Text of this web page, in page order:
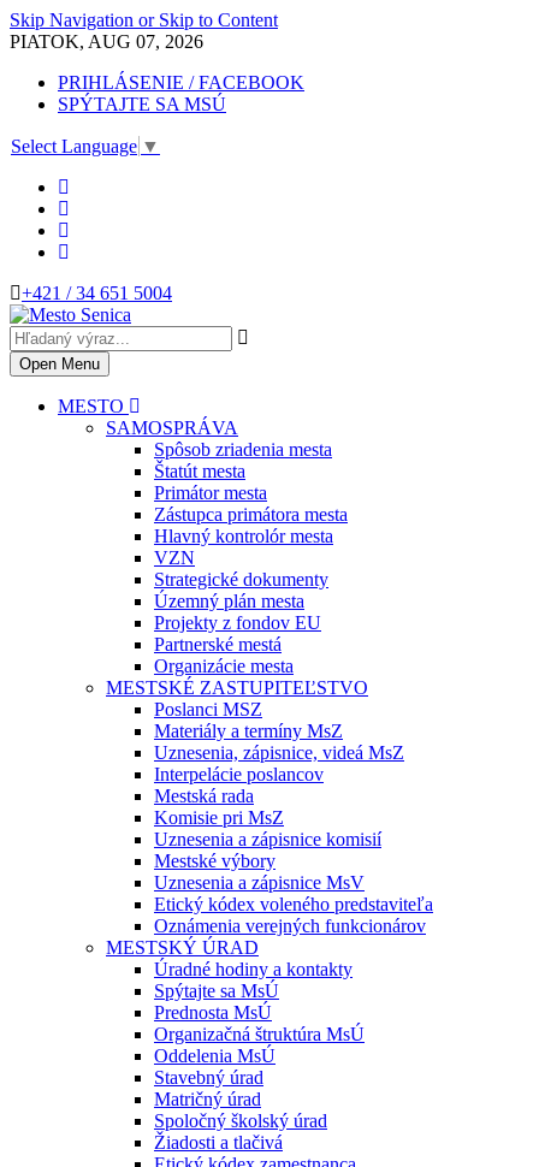
Skip Navigation or Skip to Content
PIATOK, AUG 07, 2026
PRIHLÁSENIE / FACEBOOK
SPÝTAJTE SA MSÚ
Select Language ▼
+421 / 34 651 5004
Open Menu
MESTO
SAMOSPRÁVA
Spôsob zriadenia mesta
Štatút mesta
Primátor mesta
Zástupca primátora mesta
Hlavný kontrolór mesta
VZN
Strategické dokumenty
Územný plán mesta
Projekty z fondov EU
Partnerské mestá
Organizácie mesta
MESTSKÉ ZASTUPITEĽSTVO
Poslanci MSZ
Materiály a termíny MsZ
Uznesenia, zápisnice, videá MsZ
Interpelácie poslancov
Mestská rada
Komisie pri MsZ
Uznesenia a zápisnice komisií
Mestské výbory
Uznesenia a zápisnice MsV
Etický kódex voleného predstaviteľa
Oznámenia verejných funkcionárov
MESTSKÝ ÚRAD
Úradné hodiny a kontakty
Spýtajte sa MsÚ
Prednosta MsÚ
Organizačná štruktúra MsÚ
Oddelenia MsÚ
Stavebný úrad
Matričný úrad
Spoločný školský úrad
Žiadosti a tlačivá